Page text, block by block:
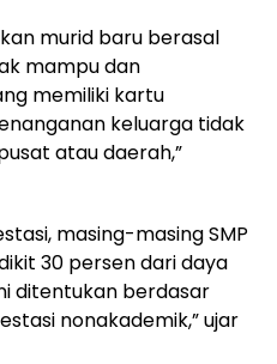
murid baru berasal
mampu dan
memiliki kartu
keluarga tidak
atau daerah,”
masing-masing SMP
30 persen dari daya
ditentukan berdasar
nonakademik,” ujar